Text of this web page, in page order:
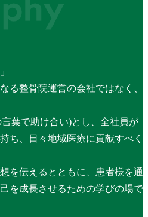
る整骨院運営の会社ではなく、
葉で助け合い)とし、全社員が
ち、日々地域医療に貢献すべく
を伝えるとともに、患者様を通
を成長させるための学びの場で